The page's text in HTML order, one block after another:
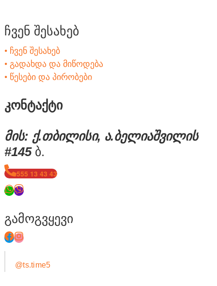
ჩვენ შესახებ
• ჩვენ შესახებ
• გადახდა და მიწოდება
• წესები და პირობები
კონტაქტი
მის: ქ.თბილისი, ა.ბელიაშვილის
#145ბ.
555 13 43 43
გამოგვყევი
@ts.time5